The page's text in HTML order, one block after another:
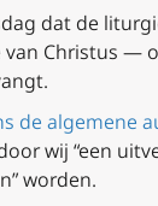
dat de
van Christus —
de algemene
wij “een
worden.